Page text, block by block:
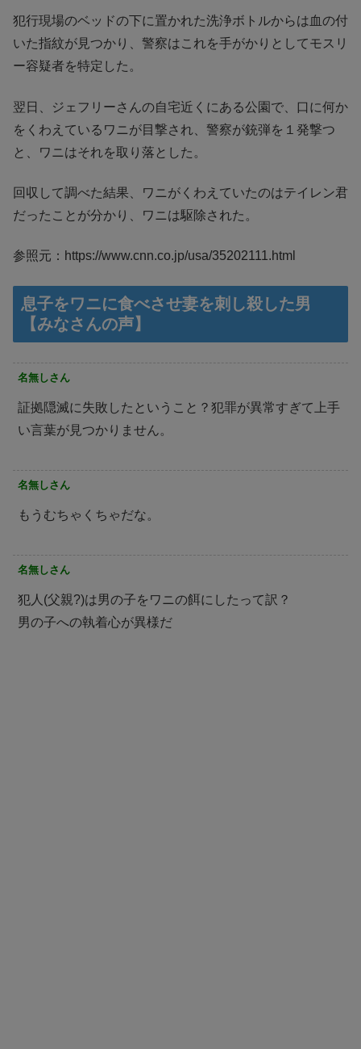
犯行現場のベッドの下に置かれた洗浄ボトルからは血の付
いた指紋が見つかり、警察はこれを手がかりとしてモスリ
ー容疑者を特定した。
翌日、ジェフリーさんの自宅近くにある公園で、口に何か
をくわえているワニが目撃され、警察が銃弾を１発撃つ
と、ワニはそれを取り落とした。
回収して調べた結果、ワニがくわえていたのはテイレン君
だったことが分かり、ワニは駆除された。
参照元：https://www.cnn.co.jp/usa/35202111.html
息子をワニに食べさせ妻を刺し殺した男
【みなさんの声】
名無しさん
証拠隠滅に失敗したということ？犯罪が異常すぎて上手
い言葉が見つかりません。
名無しさん
もうむちゃくちゃだな。
名無しさん
犯人(父親?)は男の子をワニの餌にしたって訳？
男の子への執着心が異様だ